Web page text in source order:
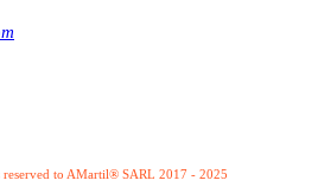
to AMartil® SARL 2017 - 2025